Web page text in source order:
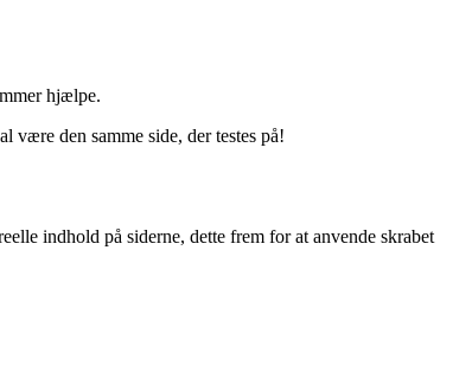
hjælpe.
være den samme side, der testes på!
indhold på siderne, dette frem for at anvende skrabet